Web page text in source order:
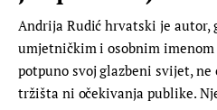
Andrija Rudić hrvatski je
umjetničkim i osobnim
potpuno svoj glazbeni svijet,
tržišta ni očekivanja publike.